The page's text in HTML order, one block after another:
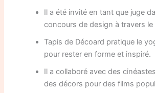
Il a été invité en tant que juge
concours de design à travers le
Tapis de Décoard pratique le
pour rester en forme et inspiré.
Il a collaboré avec des
des décors pour des films